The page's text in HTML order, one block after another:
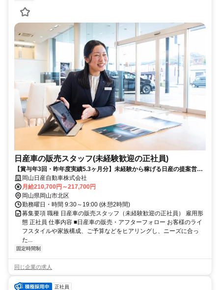
日産車の販売スタッフ(未経験歓迎の正社員)
【賞与年3回・昨年度実績5.3ヶ月分】未経験から稼げる日産の提案営
業！年間休日113日・週休2日制
岡山日産自動車株式会社
月給210,700円～217,700円
岡山県岡山市北区
勤務曜日・時間 9:30～19:00 (休憩2時間)
募集要項 職種 日産車の販売スタッフ（未経験歓迎の正社員） 雇用形
態 正社員 仕事内容 ■日産車の販売・アフターフォロー お客様のライ
フスタイルや家族構成、ご予算などをヒアリングし、ニーズに合っ
た...
固定時間制
同じ企業の求人
正社員